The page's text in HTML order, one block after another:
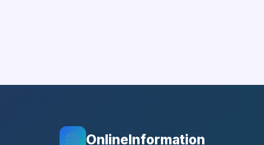
OnlineInformation